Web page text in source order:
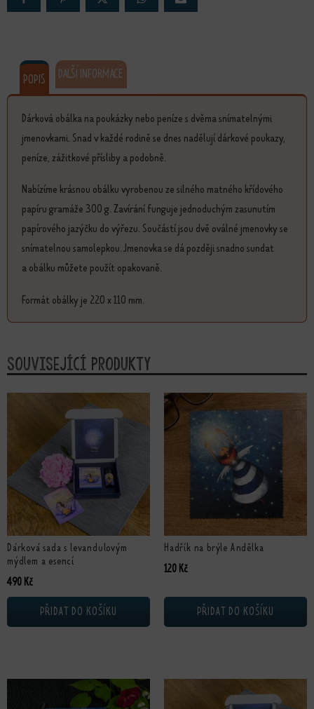
POPIS DALŠÍ INFORMACE
Dárková obálka na poukázky nebo peníze s dvěma snímatelnými
jmenovkami. Snad v každé rodině se dnes nadělují dárkové poukazy,
peníze, zážitkové přísliby a podobně.
Nabízíme krásnou obálku vyrobenou ze silného matného křídového
papíru gramáže 300 g. Zavírání funguje jednoduchým zasunutím
papírového jazýčku do výřezu. Součástí jsou dvě oválné jmenovky se
snímatelnou samolepkou. Jmenovka se dá později snadno sundat
a obálku můžete použít opakovaně.
Formát obálky je 220 x 110 mm.
Související produkty
Dárková sada s levandulovým
mýdlem a esencí
490 Kč
PŘIDAT DO KOŠÍKU
Hadřík na brýle Andělka
120 Kč
PŘIDAT DO KOŠÍKU